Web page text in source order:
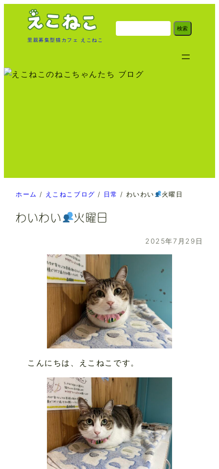
ッ
里親募集型猫カフェ えこねこ
検
索
検索
ホーム / えこねこブログ / 日常 / わいわい 火曜日
わいわい 火曜日
2025年7月29日
こんにちは、えこねこです。